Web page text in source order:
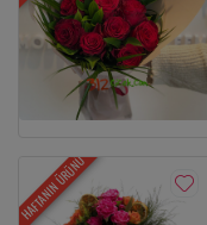
HAFTANIN ÜRÜNÜ